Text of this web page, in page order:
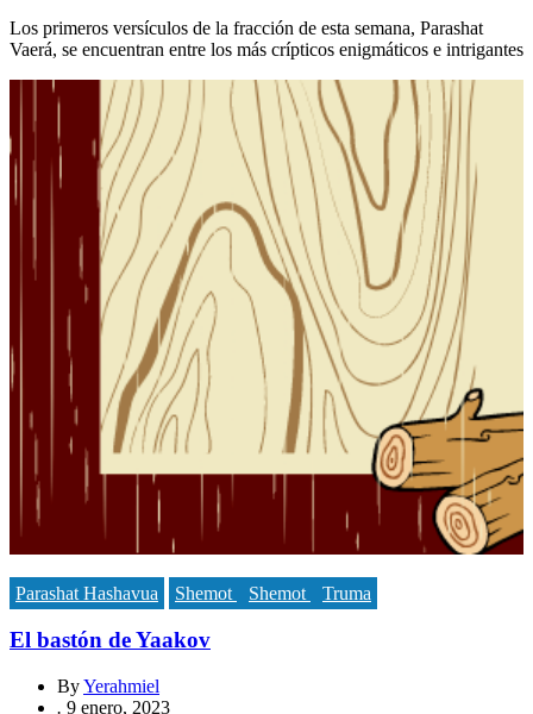
Los primeros versículos de la fracción de esta semana, Parashat
Vaerá, se encuentran entre los más crípticos enigmáticos e intrigantes
Parashat Hashavua Shemot Shemot Truma
El bastón de Yaakov
ByYerahmiel
. 9 enero, 2023